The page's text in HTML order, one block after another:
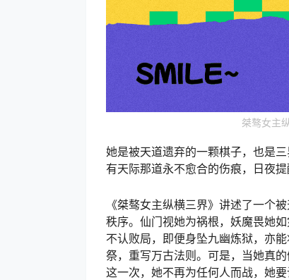
桀骜女主
她是被天道遗弃的一颗棋子，也是
有天际那道永不愈合的伤痕，日夜
《桀骜女主纵横三界》讲述了一个
秩序。仙门视她为祸根，妖魔畏她
不认败局，即便身坠九幽炼狱，亦
祭，重写万古法则。可是，当她真
这一次，她不再为任何人而战，她要